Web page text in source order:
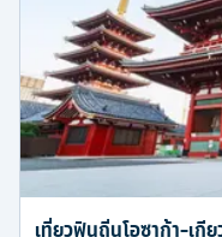
เที่ยวฟินถิ่นโอซาก้า-เกี